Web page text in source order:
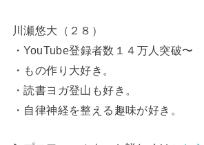
川瀬悠大（２８）
・YouTube登録者数１４万人突破〜
・もの作り大好き。
・読書ヨガ登山も好き。
・自律神経を整える趣味が好き。